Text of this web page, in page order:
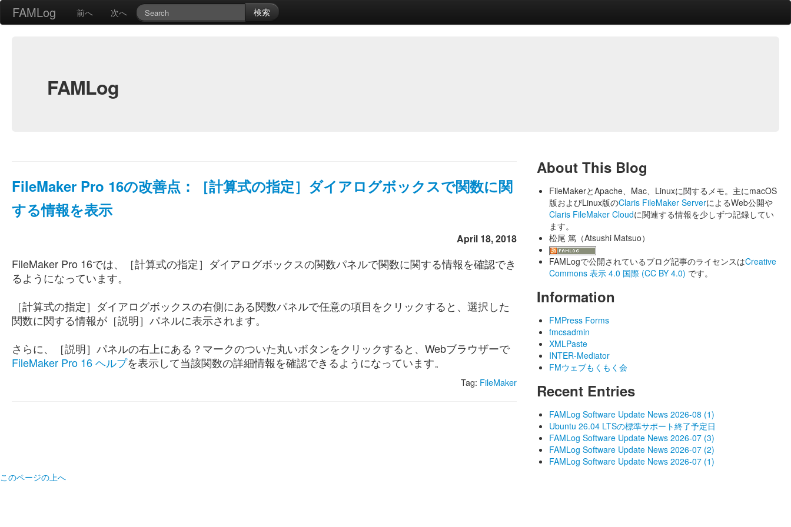
FAMLog 前へ 次へ 検索
FAMLog
FileMaker Pro 16の改善点：［計算式の指定］ダイアログボックスで関数に関
する情報を表示
April 18, 2018
FileMaker Pro 16では、［計算式の指定］ダイアログボックスの関数パネルで関数に関する情報を確認でき
るようになっています。
［計算式の指定］ダイアログボックスの右側にある関数パネルで任意の項目をクリックすると、選択した
関数に関する情報が［説明］パネルに表示されます。
さらに、［説明］パネルの右上にある？マークのついた丸いボタンをクリックすると、Webブラウザーで
FileMaker Pro 16 ヘルプを表示して当該関数の詳細情報を確認できるようになっています。
Tag: FileMaker
About This Blog
FileMakerとApache、Mac、Linuxに関するメモ。主にmacOS
版およびLinux版のClaris FileMaker ServerによるWeb公開や
Claris FileMaker Cloudに関連する情報を少しずつ記録してい
ます。
松尾 篤（Atsushi Matsuo）
FAMLogで公開されているブログ記事のライセンスはCreative
Commons 表示 4.0 国際 (CC BY 4.0) です。
Information
FMPress Forms
fmcsadmin
XMLPaste
INTER-Mediator
FMウェブもくもく会
Recent Entries
FAMLog Software Update News 2026-08 (1)
Ubuntu 26.04 LTSの標準サポート終了予定日
FAMLog Software Update News 2026-07 (3)
FAMLog Software Update News 2026-07 (2)
FAMLog Software Update News 2026-07 (1)
このページの上へ